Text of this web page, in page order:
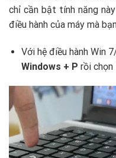
chỉ cần bật tính năng
điều hành của máy mà
Với hệ điều hành Win
Windows + P rồi chọn